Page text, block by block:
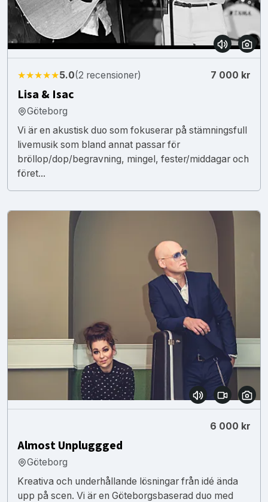
★★★★★5.0(2 recensioner) 7 000 kr
Lisa & Isac
Göteborg
Vi är en akustisk duo som fokuserar på stämningsfull
livemusik som bland annat passar för
bröllop/dop/begravning, mingel, fester/middagar och
föret...
6 000 kr
Almost Unpluggged
Göteborg
Kreativa och underhållande lösningar från idé ända
upp på scen. Vi är en Göteborgsbaserad duo med